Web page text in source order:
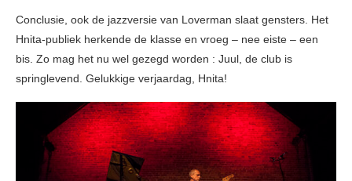
Conclusie, ook de jazzversie van Loverman slaat gensters. Het
Hnita-publiek herkende de klasse en vroeg – nee eiste – een
bis. Zo mag het nu wel gezegd worden : Juul, de club is
springlevend. Gelukkige verjaardag, Hnita!